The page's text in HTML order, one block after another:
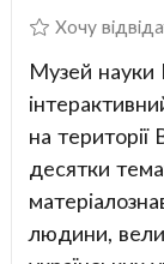
Хочу
Музей
на
десятки
людини,